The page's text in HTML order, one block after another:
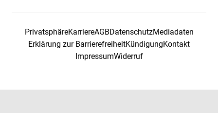
PrivatsphäreKarriereAGBDatenschutzMediadaten
Erklärung zur BarrierefreiheitKündigungKontakt
ImpressumWiderruf